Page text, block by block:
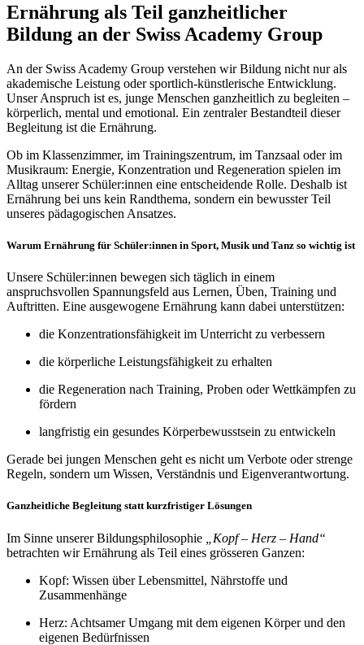
Ernährung als Teil ganzheitlicher
Bildung an der Swiss Academy Group
An der Swiss Academy Group verstehen wir Bildung nicht nur als
akademische Leistung oder sportlich-künstlerische Entwicklung.
Unser Anspruch ist es, junge Menschen ganzheitlich zu begleiten –
körperlich, mental und emotional. Ein zentraler Bestandteil dieser
Begleitung ist die Ernährung.
Ob im Klassenzimmer, im Trainingszentrum, im Tanzsaal oder im
Musikraum: Energie, Konzentration und Regeneration spielen im
Alltag unserer Schüler:innen eine entscheidende Rolle. Deshalb ist
Ernährung bei uns kein Randthema, sondern ein bewusster Teil
unseres pädagogischen Ansatzes.
Warum Ernährung für Schüler:innen in Sport, Musik und Tanz so wichtig ist
Unsere Schüler:innen bewegen sich täglich in einem
anspruchsvollen Spannungsfeld aus Lernen, Üben, Training und
Auftritten. Eine ausgewogene Ernährung kann dabei unterstützen:
die Konzentrationsfähigkeit im Unterricht zu verbessern
die körperliche Leistungsfähigkeit zu erhalten
die Regeneration nach Training, Proben oder Wettkämpfen zu
fördern
langfristig ein gesundes Körperbewusstsein zu entwickeln
Gerade bei jungen Menschen geht es nicht um Verbote oder strenge
Regeln, sondern um Wissen, Verständnis und Eigenverantwortung.
Ganzheitliche Begleitung statt kurzfristiger Lösungen
Im Sinne unserer Bildungsphilosophie
„Kopf – Herz – Hand“
betrachten wir Ernährung als Teil eines grösseren Ganzen:
Kopf: Wissen über Lebensmittel, Nährstoffe und
Zusammenhänge
Herz: Achtsamer Umgang mit dem eigenen Körper und den
eigenen Bedürfnissen